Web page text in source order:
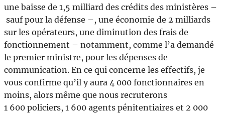
une baisse de 1,5 milliard des crédits des ministères –
sauf pour la défense –, une économie de 2 milliards
sur les opérateurs, une diminution des frais de
fonctionnement – notamment, comme l’a demandé
le premier ministre, pour les dépenses de
communication. En ce qui concerne les effectifs, je
vous confirme qu’il y aura 4 000 fonctionnaires en
moins, alors même que nous recruterons
1 600 policiers, 1 600 agents pénitentiaires et 2 000